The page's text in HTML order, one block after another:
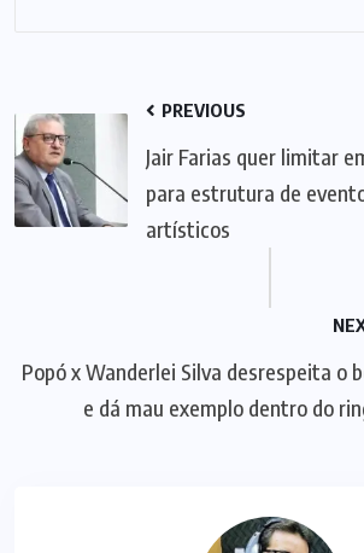
PREVIOUS
Jair Farias quer limitar
para estrutura de
artísticos
Popó x Wanderlei Silva desrespeita o
e dá mau exemplo dentro do